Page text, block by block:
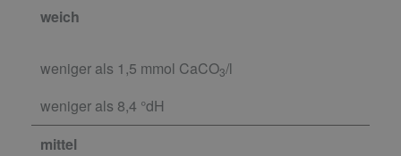
weich
weniger als 1,5 mmol CaCO3/l
weniger als 8,4 °dH
mittel